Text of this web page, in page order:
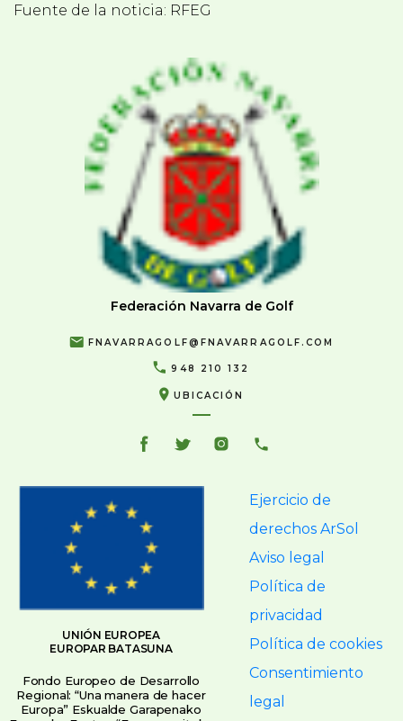
Fuente de la noticia: RFEG
Federación Navarra de Golf
FNAVARRAGOLF@FNAVARRAGOLF.COM
948 210 132
UBICACIÓN
UNIÓN EUROPEA
EUROPAR BATASUNA
Fondo Europeo de Desarrollo
Regional: “Una manera de hacer
Europa” Eskualde Garapenako
Ejercicio de
derechos ArSol
Aviso legal
Política de
privacidad
Política de cookies
Consentimiento
legal